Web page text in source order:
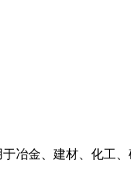
冶金、建材、化工